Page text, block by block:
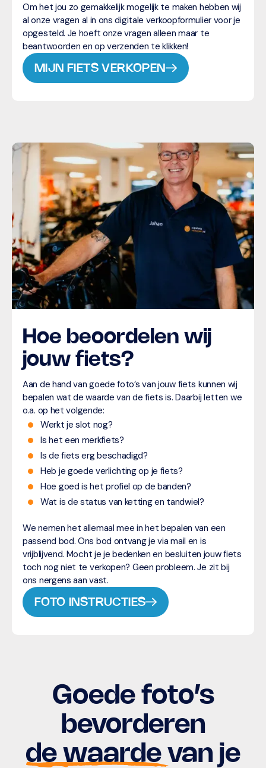
Om het jou zo gemakkelijk mogelijk te maken hebben wij
al onze vragen al in ons digitale verkoopformulier voor je
opgesteld. Je hoeft onze vragen alleen maar te
beantwoorden en op verzenden te klikken!
MIJN FIETS VERKOPEN
Hoe beoordelen wij
jouw fiets?
Aan de hand van goede foto’s van jouw fiets kunnen wij
bepalen wat de waarde van de fiets is. Daarbij letten we
o.a. op het volgende:
Werkt je slot nog?
Is het een merkfiets?
Is de fiets erg beschadigd?
Heb je goede verlichting op je fiets?
Hoe goed is het profiel op de banden?
Wat is de status van ketting en tandwiel?
We nemen het allemaal mee in het bepalen van een
passend bod. Ons bod ontvang je via mail en is
vrijblijvend. Mocht je je bedenken en besluiten jouw fiets
toch nog niet te verkopen? Geen probleem. Je zit bij
ons nergens aan vast.
FOTO INSTRUCTIES
Goede foto’s
bevorderen
de waarde van je